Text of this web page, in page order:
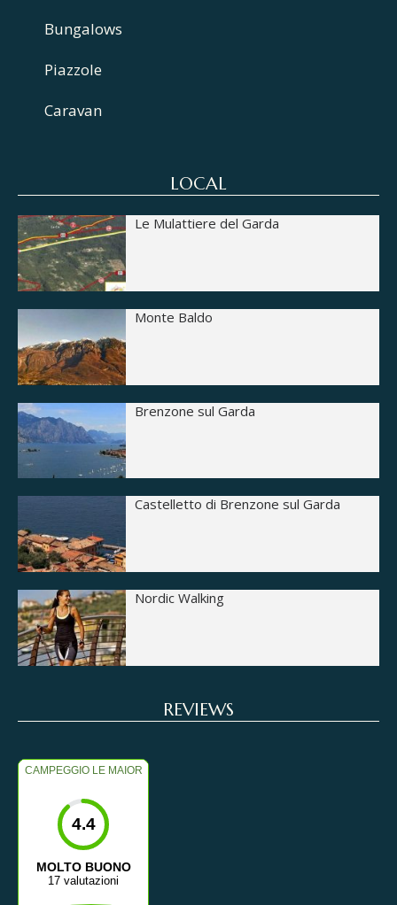
Bungalows
Piazzole
Caravan
LOCAL
Le Mulattiere del Garda
Monte Baldo
Brenzone sul Garda
Castelletto di Brenzone sul Garda
Nordic Walking
REVIEWS
CAMPEGGIO LE MAIOR
4.4
MOLTO BUONO
17 valutazioni